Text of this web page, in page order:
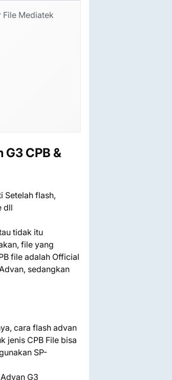
File Mediatek
CPB &
Setelah flash,
dll
tidak itu
file yang
file adalah Official
sedangkan
cara flash advan
jenis CPB File bisa
SP-
G3